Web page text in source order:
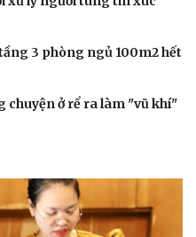
Sành điệu
3 phòng ngủ 100m2 hết
chuyện ở rể ra làm "vũ khí"